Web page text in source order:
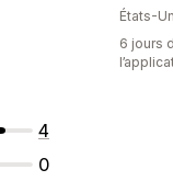
4
0
États-
6 jours